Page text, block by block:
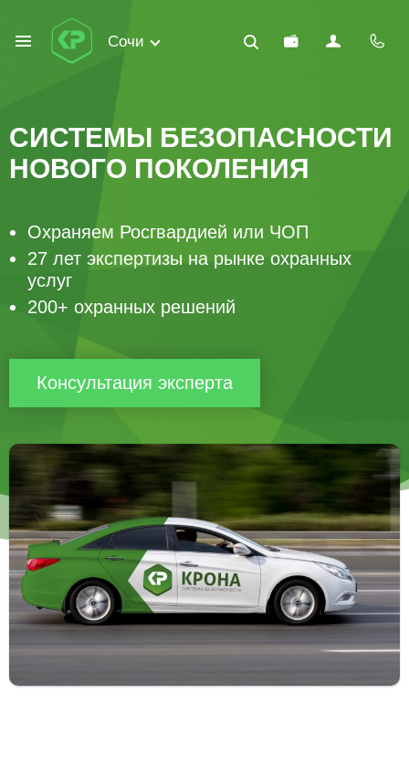
Сочи
СИСТЕМЫ БЕЗОПАСНОСТИ
НОВОГО ПОКОЛЕНИЯ
Охраняем Росгвардией или ЧОП
27 лет экспертизы на рынке охранных
услуг
200+ охранных решений
Консультация эксперта